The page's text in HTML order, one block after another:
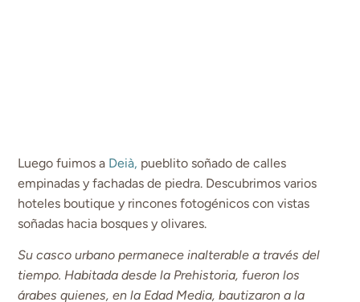
Luego fuimos a Deià, pueblito soñado de calles
empinadas y fachadas de piedra. Descubrimos varios
hoteles boutique y rincones fotogénicos con vistas
soñadas hacia bosques y olivares.
Su casco urbano permanece inalterable a través del
tiempo. Habitada desde la Prehistoria, fueron los
árabes quienes, en la Edad Media, bautizaron a la